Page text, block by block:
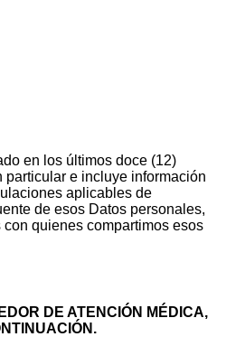
en los últimos doce (12)
particular e incluye información
aplicables de
de esos Datos personales,
quienes compartimos esos
DE ATENCIÓN MÉDICA,